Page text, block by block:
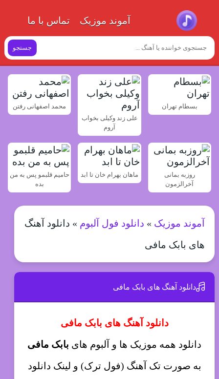
آموند موزیک تماس با ما
جستجو
بسطام تهران
علی زند وکیلی بخواب
آروم
محمد اصفهانی رفتن
روزبه بمانی
آخرالزمون
ماهان بهرام خان تا ابد
حامیم قلبمو پس به من
بده
آموند موزیک » دانلود فول آلبوم » دانلود آهنگ
های بابک مافی
دانلود آهنگ های بابک مافی
دانلود آهنگ های بابک مافی
دانلود همه موزیک ها و آلبوم های بابک مافی
به صورت تک آهنگ (فول ترک) و لینک دانلود